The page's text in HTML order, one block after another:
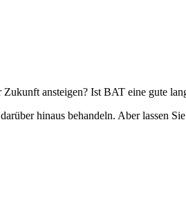
ansteigen? Ist BAT eine gute
hinaus behandeln. Aber lassen